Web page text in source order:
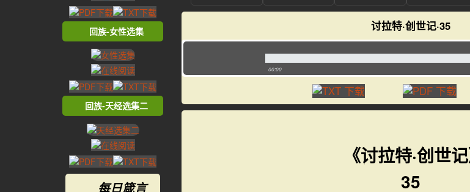
讨拉特·创世记·35
00:00
《讨拉特·创世记
35
回族-女性选集
回族-天经选集二
每日箴言